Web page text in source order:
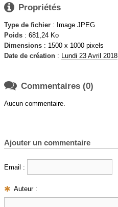
 Propriétés
Type de fichier : Image JPEG
Poids : 681,24 Ko
Dimensions : 1500 x 1000 pixels
Date de création : Lundi 23 Avril 2018
 Commentaires (0)
Aucun commentaire.
Ajouter un commentaire
Email :
Auteur :